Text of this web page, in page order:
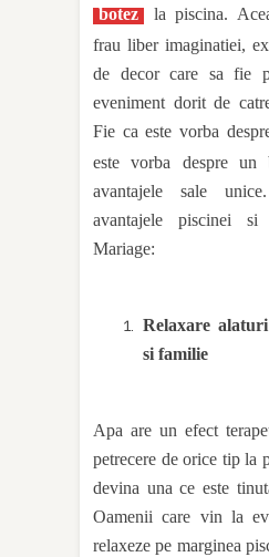
botez
la piscina.
frau liber imaginatiei,
de decor care sa fie
eveniment dorit de
Fie ca este vorba
este vorba despre un
avantajele sale
avantajele piscinei
Mariage:
Relaxare
si familie
Apa are un efect
petrecere de orice tip la
devina una ce este
Oamenii care vin la
relaxeze pe marginea